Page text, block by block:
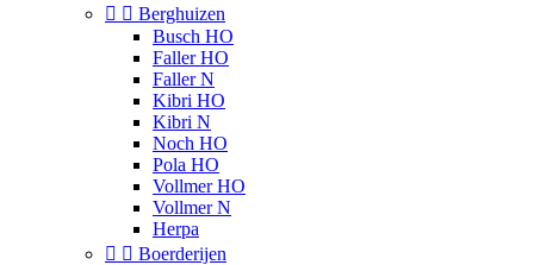
  Berghuizen
Busch HO
Faller HO
Faller N
Kibri HO
Kibri N
Noch HO
Pola HO
Vollmer HO
Vollmer N
Herpa
  Boerderijen